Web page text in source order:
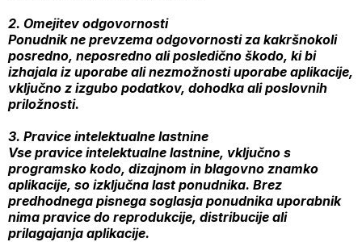
2. Omejitev odgovornosti
Ponudnik ne prevzema odgovornosti za kakršnokoli
posredno, neposredno ali posledično škodo, ki bi
izhajala iz uporabe ali nezmožnosti uporabe aplikacije,
vključno z izgubo podatkov, dohodka ali poslovnih
priložnosti.
3. Pravice intelektualne lastnine
Vse pravice intelektualne lastnine, vključno s
programsko kodo, dizajnom in blagovno znamko
aplikacije, so izključna last ponudnika. Brez
predhodnega pisnega soglasja ponudnika uporabnik
nima pravice do reprodukcije, distribucije ali
prilagajanja aplikacije.